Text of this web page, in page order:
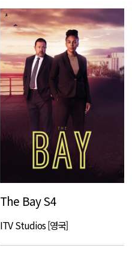
The Bay S4
ITV Studios [영국]